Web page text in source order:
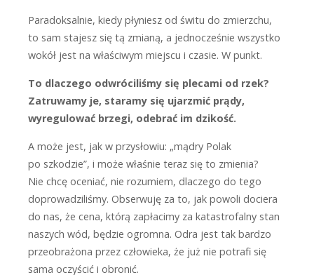
Paradoksalnie, kiedy płyniesz od świtu do zmierzchu,
to sam stajesz się tą zmianą, a jednocześnie wszystko
wokół jest na właściwym miejscu i czasie. W punkt.
To dlaczego odwróciliśmy się plecami od rzek?
Zatruwamy je, staramy się ujarzmić prądy,
wyregulować brzegi, odebrać im dzikość.
A może jest, jak w przysłowiu: „mądry Polak
po szkodzie”, i może właśnie teraz się to zmienia?
Nie chcę oceniać, nie rozumiem, dlaczego do tego
doprowadziliśmy. Obserwuję za to, jak powoli dociera
do nas, że cena, którą zapłacimy za katastrofalny stan
naszych wód, będzie ogromna. Odra jest tak bardzo
przeobrażona przez człowieka, że już nie potrafi się
sama oczyścić i obronić.